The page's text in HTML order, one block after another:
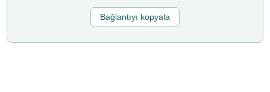
Bağlantıyı kopyala